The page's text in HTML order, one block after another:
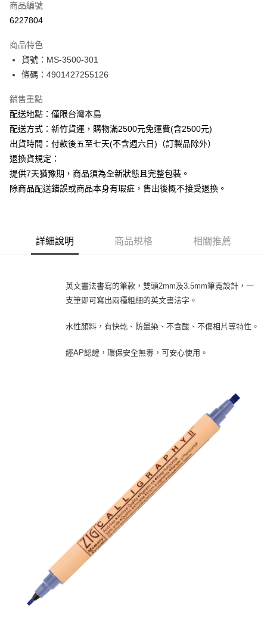
Apple Pay
悠遊付
ATM付款
運送方式
下單前請先詢問庫存
每筆NT$130，滿NT$2,500(含以上)免運費
商品編號
6227804
商品特色
貨號：MS-3500-301
條碼：4901427255126
銷售重點
配送地點：僅限台灣本島
配送方式：新竹貨運，購物滿2500元免運費(含2500元)
出貨時間：付款後五至七天(不含週六日)（訂製品除外）
退換貨規定：
提供7天猶豫期，商品須為全新狀態且完整包裝。
除商品配送錯誤或商品本身有瑕疵，售出後概不接受退換。
詳細說明 商品規格 相關推薦
英文書法書寫的筆款，雙頭2mm及3.5mm筆寬設計，一
支筆即可寫出兩種粗細的英文書法字。
水性顏料，有快乾、防暈染、不含酸、不傷相片等特性。
經AP認證，環保安全無毒，可安心使用。